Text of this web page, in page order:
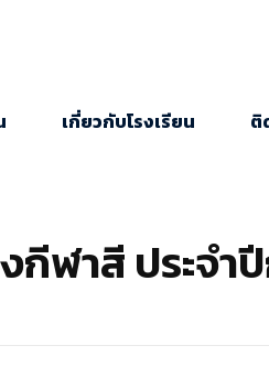
เกี่ยวกับโรงเรียน ติ
ฬาสี ประจำ